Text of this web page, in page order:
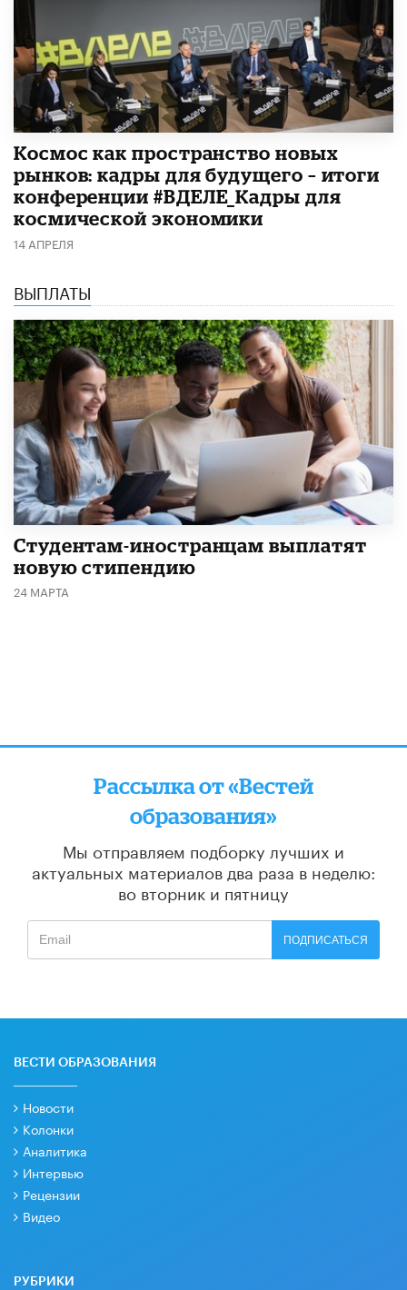
Космос как пространство новых
рынков: кадры для будущего – итоги
конференции #ВДЕЛЕ_Кадры для
космической экономики
14 АПРЕЛЯ
ВЫПЛАТЫ
Студентам-иностранцам выплатят
новую стипендию
24 МАРТА
Рассылка от «Вестей
образования»
Мы отправляем подборку лучших и
актуальных материалов два раза в неделю:
во вторник и пятницу
ПОДПИСАТЬСЯ
ВЕСТИ ОБРАЗОВАНИЯ
Новости
Колонки
Аналитика
Интервью
Рецензии
Видео
РУБРИКИ